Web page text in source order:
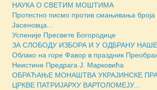
НАУКА О СВЕТИМ МОШТИМА
Протестно писмо против смањивања броја
Јасеновца...
Успеније Пресвете Богородице
ЗА СЛОБОДУ ИЗБОРА И У ОДБРАНУ
Облако на горе Фавор в праздник
Неистине Предрага Ј. Марковића
ОБРАЋАЊЕ МОНАШТВА УКРАЈИНСКЕ
ЦРКВЕ ПАТРИЈАРХУ ВАРТОЛОМЕЈУ...